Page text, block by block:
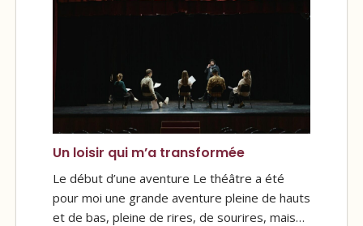
Un loisir qui m’a transformée
Le début d’une aventure Le théâtre a été
pour moi une grande aventure pleine de hauts
et de bas, pleine de rires, de sourires, mais…